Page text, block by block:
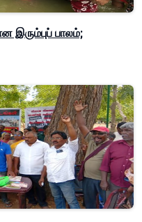
இரும்புப் பாலம்;